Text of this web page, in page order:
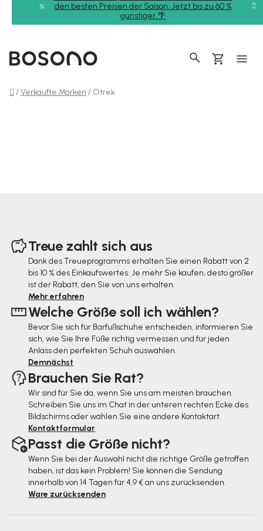
den besten Preisen der Saison. Jetzt bis zu 60 %
günstiger.🌴
Suchen
Startseite
/Verkaufte Marken / Otrek
Treue zahlt sich aus
Dank des Treueprogramms erhalten Sie einen Rabatt von 2
bis 10 % des Einkaufswertes. Je mehr Sie kaufen, desto größer
ist der Rabatt, den Sie von uns erhalten.
Mehr erfahren
Welche Größe soll ich wählen?
Bevor Sie sich für Barfußschuhe entscheiden, informieren Sie
sich, wie Sie Ihre Füße richtig vermessen und für jeden
Anlass den perfekten Schuh auswählen.
Demnächst
Brauchen Sie Rat?
Wir sind für Sie da, wenn Sie uns am meisten brauchen.
Schreiben Sie uns im Chat in der unteren rechten Ecke des
Bildschirms oder wählen Sie eine andere Kontaktart.
Kontaktformular
Passt die Größe nicht?
Wenn Sie bei der Auswahl nicht die richtige Größe getroffen
haben, ist das kein Problem! Sie können die Sendung
innerhalb von 14 Tagen für 4,9 € an uns zurücksenden.
Ware zurücksenden